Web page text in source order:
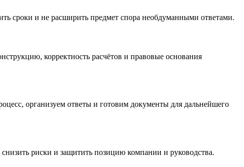
сроки и не расширить предмет спора необдуманными ответами.
корректность расчётов и правовые основания
организуем ответы и готовим документы для дальнейшего
риски и защитить позицию компании и руководства.